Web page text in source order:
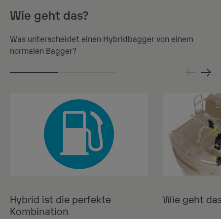
Wie geht das?
Was unterscheidet einen Hybridbagger von einem
normalen Bagger?
Hybrid ist die perfekte
Kombination
Wie geht